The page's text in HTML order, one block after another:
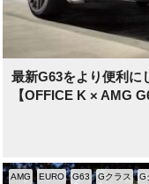
最新G63をより便利に
【OFFICE K × AMG
AMG EURO G63 Gクラス G